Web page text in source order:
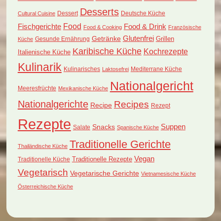
Cultural Cuisine Dessert Desserts Deutsche Küche
Fischgerichte Food Food & Cooking Food & Drink Französische
Küche Gesunde Ernährung Getränke Glutenfrei Grillen
Italienische Küche Karibische Küche Kochrezepte
Kulinarik Kulinarisches Laktosefrei Mediterrane Küche
Meeresfrüchte Mexikanische Küche Nationalgericht
Nationalgerichte Recipe Recipes Rezept
Rezepte Salate Snacks Spanische Küche Suppen
Thailändische Küche Traditionelle Gerichte
Traditionelle Küche Traditionelle Rezepte Vegan
Vegetarisch Vegetarische Gerichte Vietnamesische Küche
Österreichische Küche